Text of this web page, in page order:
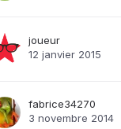
joueur
12 janvier 2015
fabrice34270
3 novembre 2014